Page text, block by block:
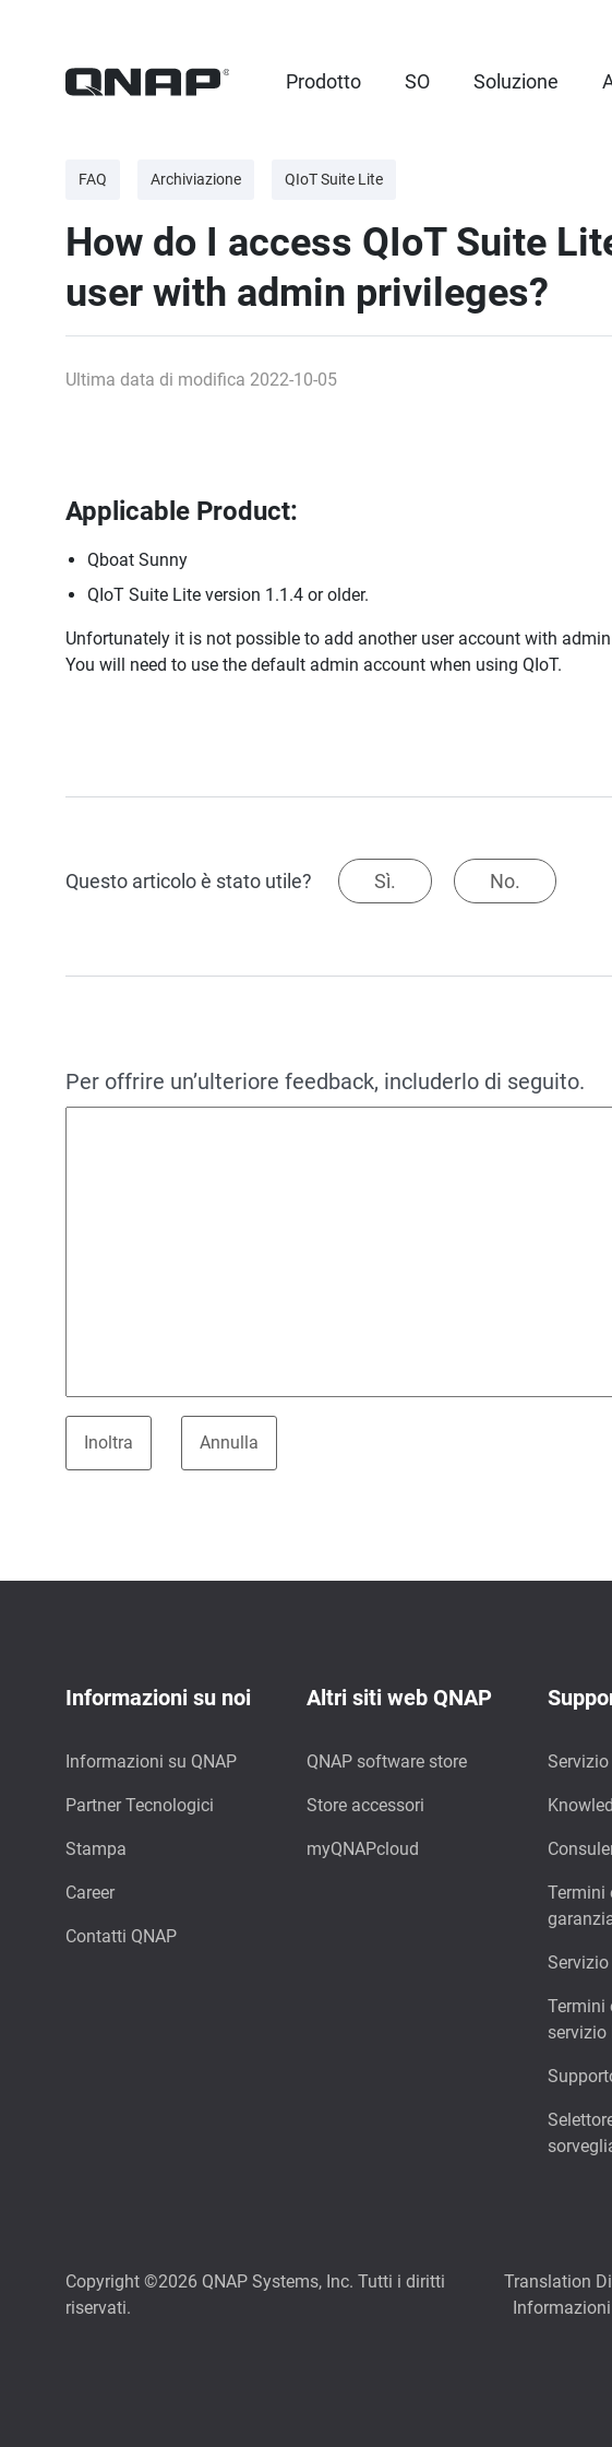
Prodotto SO Soluzione
FAQ Archiviazione QIoT Suite Lite
How do I access QIoT Suite
user with admin privileges?
Ultima data di modifica 2022-10-05
Applicable Product:
Qboat Sunny
QIoT Suite Lite version 1.1.4 or older.
Unfortunately it is not possible to add another user account with
You will need to use the default admin account when using QIoT.
Questo articolo è stato utile? Sì. No.
Per offrire un’ulteriore feedback, includerlo di seguito.
Informazioni su noi
Informazioni su QNAP
Partner Tecnologici
Stampa
Career
Contatti QNAP
Altri siti web QNAP
QNAP software store
Store accessori
myQNAPcloud
Termini
Servizio
Termini
servizio
Copyright ©2026 QNAP Systems, Inc. Tutti i diritti
riservati.
Translation